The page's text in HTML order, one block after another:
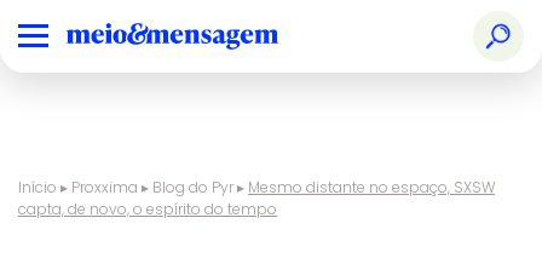
Início ▸ Proxxima ▸ Blog do Pyr▸ Mesmo distante no espaço, SXSW
capta, de novo, o espírito do tempo